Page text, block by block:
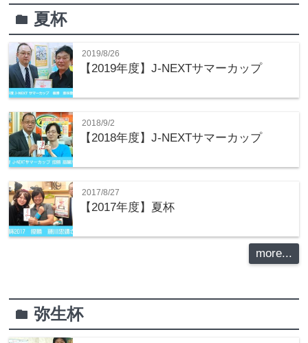
folder 夏杯
2019/8/26
【2019年度】J-NEXTサマーカップ
2018/9/2
【2018年度】J-NEXTサマーカップ
2017/8/27
【2017年度】夏杯
more...
folder 弥生杯